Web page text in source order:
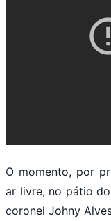
O momento, por
ar livre, no pátio
coronel Johny